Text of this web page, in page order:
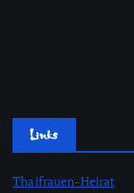
Links
Thaifrauen-Heirat